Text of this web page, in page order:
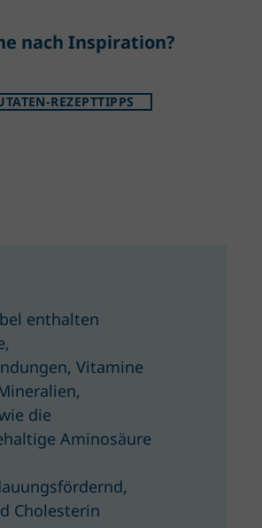
nach Inspiration?
REZEPTTIPPS
enthalten
Vitamine
die
Aminosäure
Cholesterin